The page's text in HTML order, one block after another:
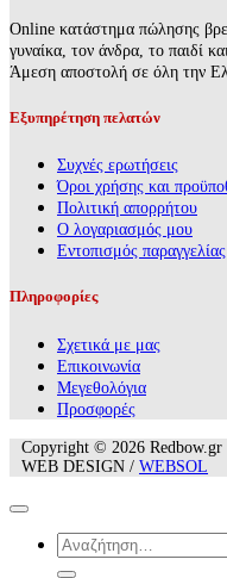
Online κατάστημα πώλησης
γυναίκα, τον άνδρα, το παιδί
Άμεση αποστολή σε όλη την
Εξυπηρέτηση πελατών
Συχνές ερωτήσεις
Όροι χρήσης και
Πολιτική απορρήτου
Ο λογαριασμός μου
Εντοπισμός παραγγελίας
Πληροφορίες
Σχετικά με μας
Επικοινωνία
Mεγεθολόγια
Προσφορές
Copyright © 2026 Redbow.gr
WEB DESIGN / WEBSOL
Αναζήτηση
για: